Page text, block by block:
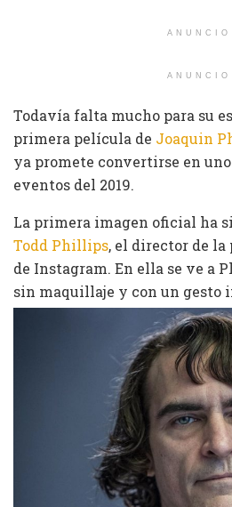
ANUNCIO
ANUNCIO
Todavía falta mucho para su
primera película de Joaquin
ya promete convertirse en
eventos del 2019.
La primera imagen oficial ha
Todd Phillips, el director de la
de Instagram. En ella se ve a
sin maquillaje y con un gesto